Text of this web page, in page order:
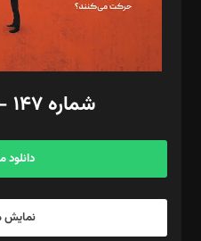
گرافیک و صفحه‌آرایی: سید‌سبحان‌علی
مد‌یر توسعه تجاری: کامبیز برید‌
امور مالی: شاپور رهبری، محمد‌
آگهی و مشترکین: ۰۹۱۹۹۹۹۰۴۵۴
شماره ۱۴۷ - مرداد ۱۴۰۵
دانلود
نمایش